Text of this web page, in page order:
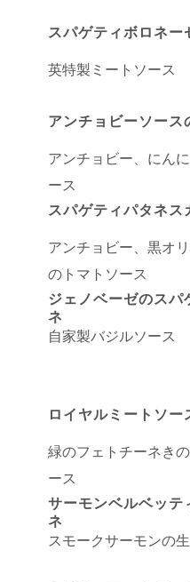
スパゲティボロネー
英特製ミートソース
アンチョビーソース
アンチョビー、にん
ース
スパゲティパタネス
アンチョビー、黒オ
のトマトソース
ジェノベーゼのスパ
ネ
自家製バジルソース
ロイヤルミートソー
緑のフェトチーネき
ース
サーモンベルベッテ
ネ
スモークサーモンの